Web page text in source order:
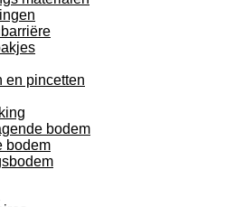
en pincetten
bodem
bodem